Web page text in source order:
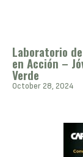
Laboratorio
en Acción –
Verde
October 28, 2024